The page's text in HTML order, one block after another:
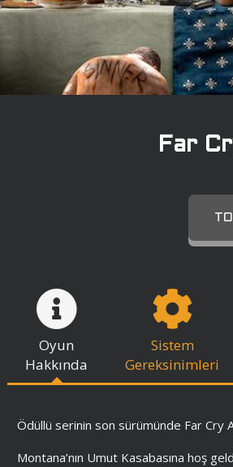
Far
Oyun
Hakkında
Sistem
Gereksinimleri
Ödüllü serinin son sürümünde Far Cry
Montana’nın Umut Kasabasına hoş